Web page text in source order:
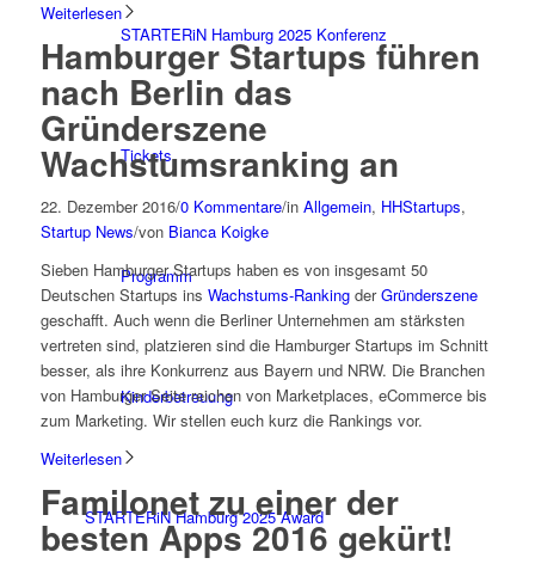
STARTERiN Hamburg 2025 Konferenz
Tickets
Programm
Kinderbetreuung
STARTERiN Hamburg 2025 Award
Weiterlesen
Hamburger Startups führen
nach Berlin das
Gründerszene
Wachstumsranking an
22. Dezember 2016/0 Kommentare/in Allgemein, HHStartups,
Startup News/von Bianca Koigke
Sieben Hamburger Startups haben es von insgesamt 50
Deutschen Startups ins Wachstums-RankingderGründerszene
geschafft. Auch wenn die Berliner Unternehmen am stärksten
vertreten sind, platzieren sind die Hamburger Startups im Schnitt
besser, als ihre Konkurrenz aus Bayern und NRW. Die Branchen
von Hamburger Seite reichen von Marketplaces, eCommerce bis
zum Marketing. Wir stellen euch kurz die Rankings vor.
Weiterlesen
Familonet zu einer der
besten Apps 2016 gekürt!